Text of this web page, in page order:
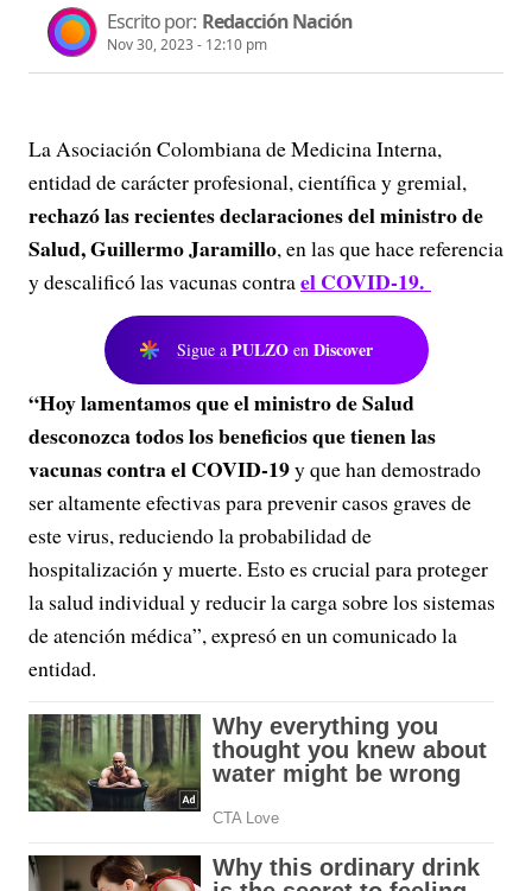
Escrito por: Redacción Nación
Nov 30, 2023 - 12:10 pm
La Asociación Colombiana de Medicina Interna,
entidad de carácter profesional, científica y gremial,
rechazó las recientes declaraciones del ministro de
Salud, Guillermo Jaramillo, en las que hace referencia
y descalificó las vacunas contrael COVID-19.
Sigue a PULZO en Discover
“Hoy lamentamos que el ministro de Salud
desconozca todos los beneficios que tienen las
vacunas contra el COVID-19y que han demostrado
ser altamente efectivas para prevenir casos graves de
este virus, reduciendo la probabilidad de
hospitalización y muerte. Esto es crucial para proteger
la salud individual y reducir la carga sobre los sistemas
de atención médica”, expresó en un comunicado la
entidad.